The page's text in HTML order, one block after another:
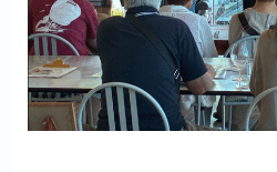
FIRE後の日常
アニメ
映画
読書